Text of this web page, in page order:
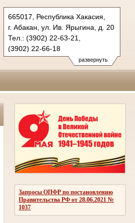
развернуть
665017, Республика Хакасия,
г. Абакан, ул. Ив. Ярыгина, д. 20
Тел.: (3902) 22-63-21,
(3902) 22-66-18
gvs.hak@sudrf.ru
схема проезда
Запросы ОПФР по постановлению
Правительства РФ от 28.06.2021 №
1037